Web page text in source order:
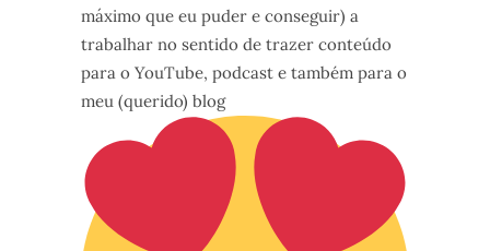
máximo que eu puder e conseguir) a
trabalhar no sentido de trazer conteúdo
para o YouTube, podcast e também para o
meu (querido) blog